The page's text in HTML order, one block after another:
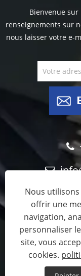
Bienvenue
renseignements sur
nous laisser votre e-
Copyright © 2023
nylon abrasifs,
Links Sitemap
Nous
offrir une
navigation,
personnaliser
site, vous
cookies.